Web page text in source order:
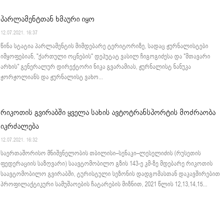
პარლამენტთან ხმაური იყო
12.07.2021. 16:37
წინა სტატია პარლამენტის მიმდებარე ტერიტორიზე, სადაც ჟურნალისტები
იმყოფებიან, "ქართული ოცნების" დეპუტატ ვასილ ჩიგოგიძესა და "მთავარი
არხის" გენერალურ დირექტორი ნიკა გვარამიას, ჟურნალისტ ნანუკა
ჟორჟოლიანს და ჟურნალისტ ვახო...
რიკოთის გვირაბში ყველა სახის ავტოტრანსპორტის მოძრაობა
იკრძალება
12.07.2021. 16:32
საერთაშორისო მნიშვნელობის თბილისი–სენაკი–ლესელიძის (რუსეთის
ფედერაციის საზღვარი) საავტომობილო გზის 143-ე კმ-ზე მდებარე რიკოთის
საავტომობილო გვირაბში, ტურისტული სეზონის დადგომასთან დაკავშირებით
პროფილაქტიკური სამუშაოების ჩატარების მიზნით, 2021 წლის 12,13,14,15...